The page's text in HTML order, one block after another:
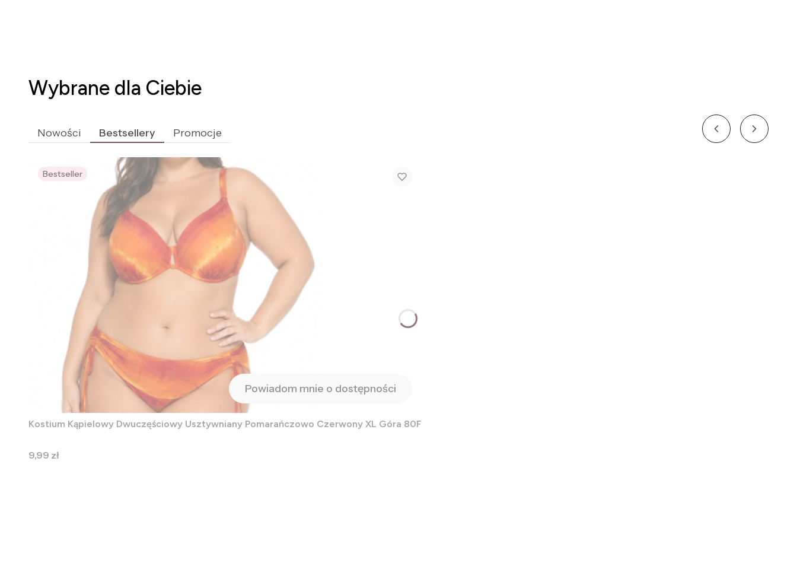
Wybrane dla Ciebie
Nowości Bestsellery Promocje
Bestseller
Powiadom mnie o dostępności
Kostium Kąpielowy Dwuczęściowy Usztywniany Pomarańczowo Czerwony XL Góra 80F
Cena
9,99 zł